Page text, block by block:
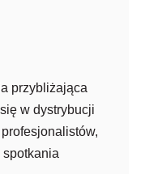
przybliżająca
w dystrybucji
spotkania